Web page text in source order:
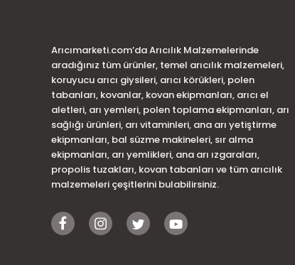
Arıcımarketi.com’da Arıcılık Malzemelerinde
aradığınız tüm ürünler, temel arıcılık malzemeleri,
koruyucu arıcı giysileri, arıcı körükleri, polen
tabanları, kovanlar, kovan ekipmanları, arıcı el
aletleri, arı yemleri, polen toplama ekipmanları, arı
sağlığı ürünleri, arı vitaminleri, ana arı yetiştirme
ekipmanları, bal süzme makineleri, sır alma
ekipmanları, arı yemlikleri, ana arı ızgaraları,
propolis tuzakları, kovan tabanları ve tüm arıcılık
malzemeleri çeşitlerini bulabilirsiniz.